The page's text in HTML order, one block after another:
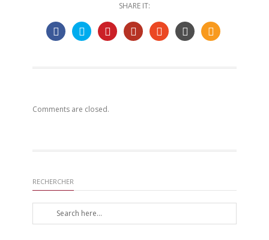
SHARE IT:
Comments are closed.
RECHERCHER